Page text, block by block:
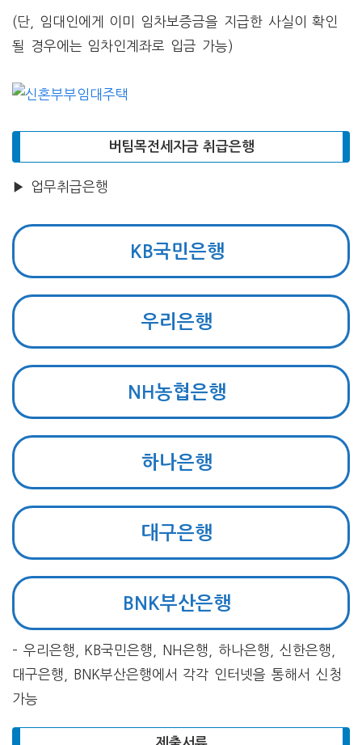
(단, 임대인에게 이미 임차보증금을 지급한 사실이 확인
될 경우에는 임차인계좌로 입금 가능)
버팀목전세자금 취급은행
▶ 업무취급은행
KB국민은행
우리은행
NH농협은행
하나은행
대구은행
BNK부산은행
– 우리은행, KB국민은행, NH은행, 하나은행, 신한은행,
대구은행, BNK부산은행에서 각각 인터넷을 통해서 신청
가능